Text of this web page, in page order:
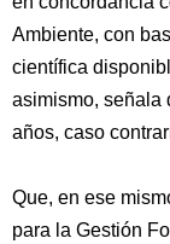
Ambiente, con
científica
asimismo, señala
años, caso
Que, en ese
para la Gestión